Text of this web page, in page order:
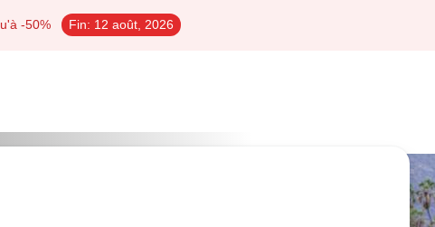
-50% Fin: 12 août, 2026